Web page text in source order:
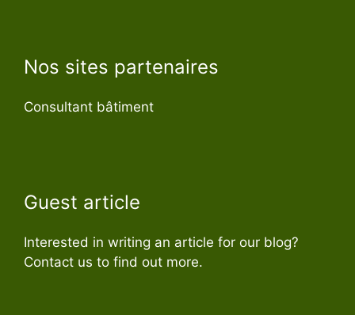
Nos sites partenaires
Consultant bâtiment
Guest article
Interested in writing an article for our blog?
Contact us to find out more.